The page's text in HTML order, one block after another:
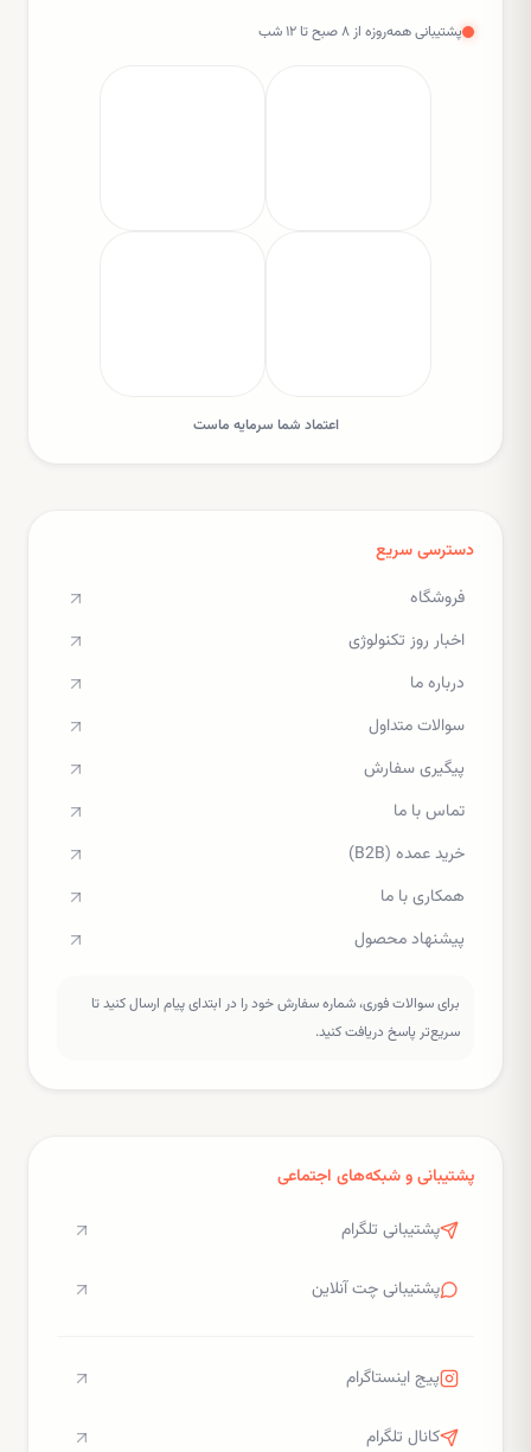
پشتیبانی همه‌روزه از ۸ صبح تا ۱۲ شب
اعتماد شما سرمایه ماست
دسترسی سریع
فروشگاه
اخبار روز تکنولوژی
درباره ما
سوالات متداول
پیگیری سفارش
تماس با ما
خرید عمده (B2B)
همکاری با ما
پیشنهاد محصول
برای سوالات فوری، شماره سفارش خود را در ابتدای پیام ارسال کنید تا
سریع‌تر پاسخ دریافت کنید.
پشتیبانی و شبکه‌های اجتماعی
پشتیبانی تلگرام
پشتیبانی چت آنلاین
پیج اینستاگرام
کانال تلگرام